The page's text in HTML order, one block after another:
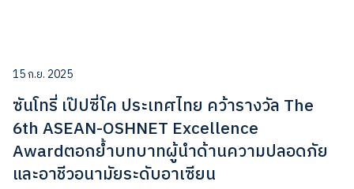
15 ก.ย. 2025
ซันโทรี่ เป๊ปซี่โค ประเทศไทย คว้ารางวัล The
6th ASEAN-OSHNET Excellence
Awardตอกย้ำบทบาทผู้นำด้านความปลอดภัย
และอาชีวอนามัยระดับอาเซียน